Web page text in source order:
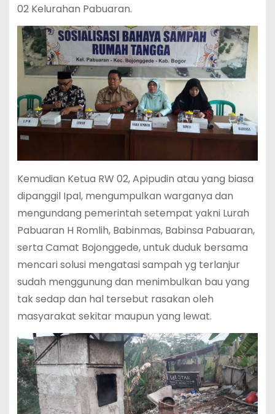
02 Kelurahan Pabuaran.
Kemudian Ketua RW 02, Apipudin atau yang biasa
dipanggil Ipal, mengumpulkan warganya dan
mengundang pemerintah setempat yakni Lurah
Pabuaran H Romlih, Babinmas, Babinsa Pabuaran,
serta Camat Bojonggede, untuk duduk bersama
mencari solusi mengatasi sampah yg terlanjur
sudah menggunung dan menimbulkan bau yang
tak sedap dan hal tersebut rasakan oleh
masyarakat sekitar maupun yang lewat.